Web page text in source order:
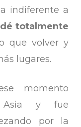
indiferente a
totalmente
que volver y
lugares.
momento
y fue
por la